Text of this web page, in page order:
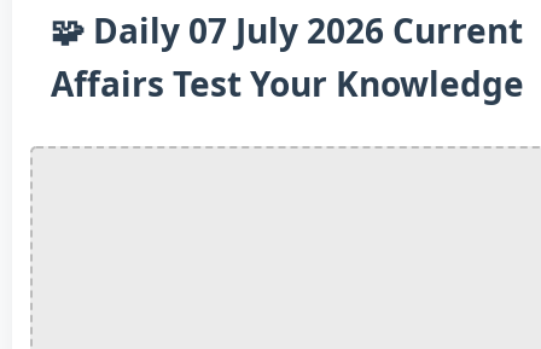
🧩 Daily 07 July 2026 Current
Affairs Test Your Knowledge